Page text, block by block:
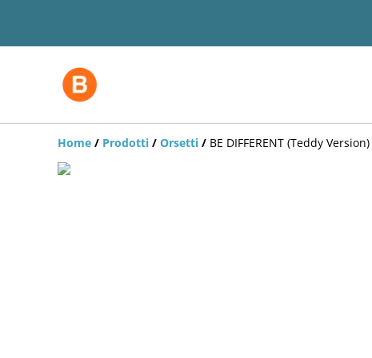
Home / Prodotti / Orsetti / BE DIFFERENT (Teddy Version)